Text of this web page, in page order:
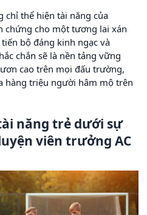
chỉ thể hiện tài năng của
chứng cho một tương lai xán
bộ đáng kinh ngạc và
chắn sẽ là nền tảng vững
cao trên mọi đấu trường,
hàng triệu người hâm mộ trên
năng trẻ dưới sự
viên trưởng AC